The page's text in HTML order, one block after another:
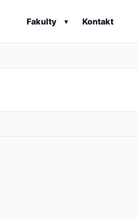
Fakulty ▾ Kontakt